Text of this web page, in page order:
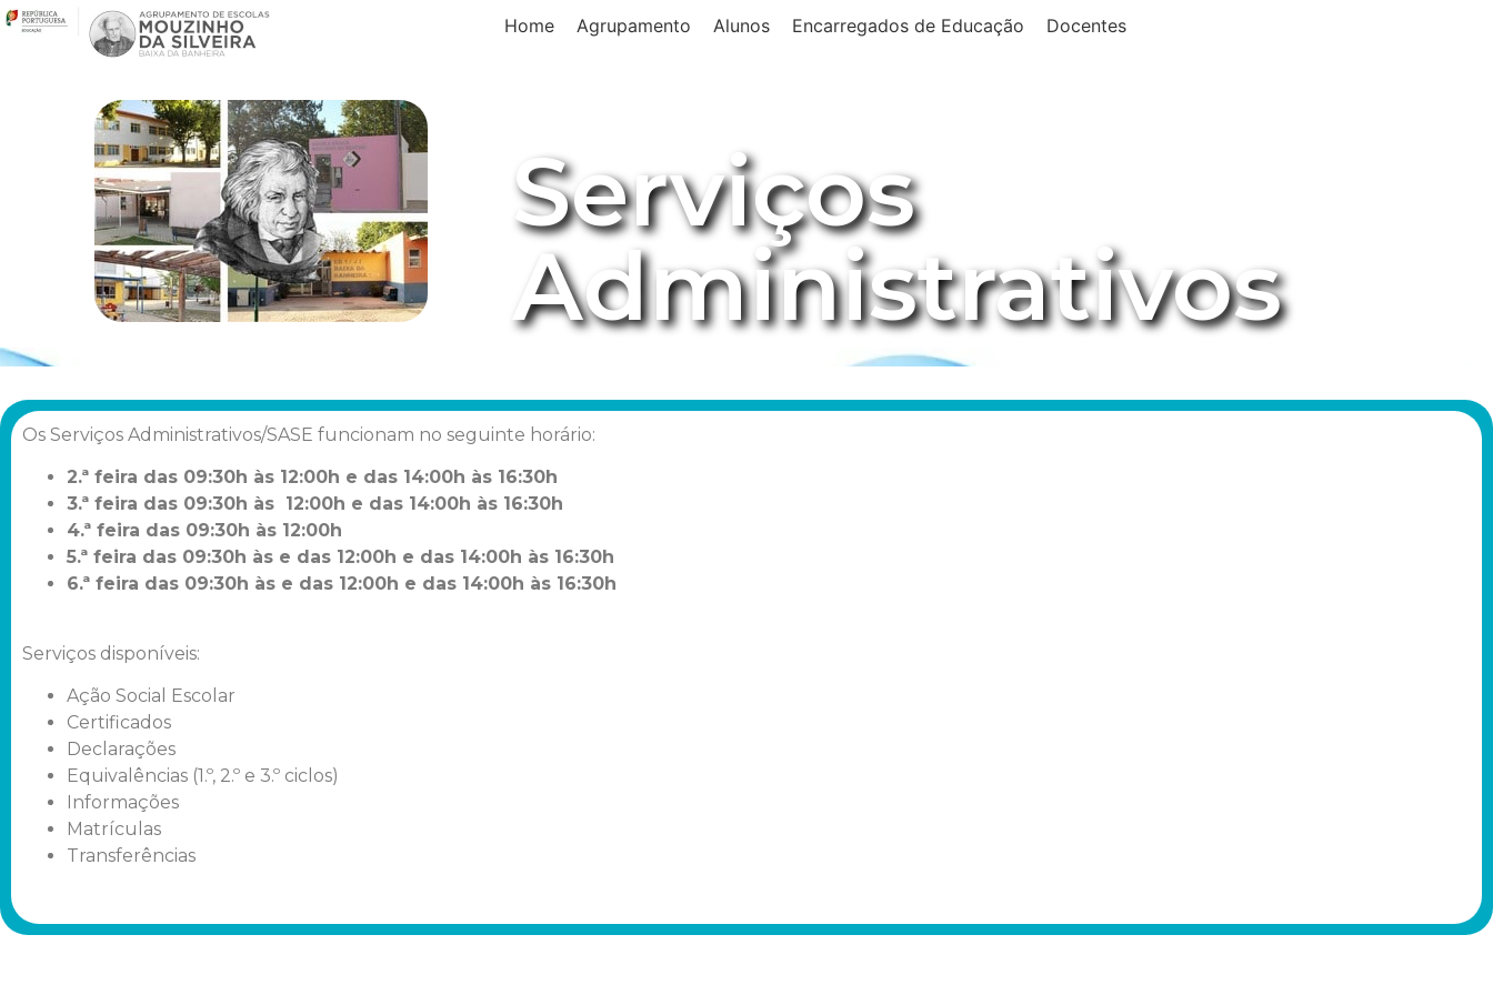
Home Agrupamento Alunos Encarregados de Educação Docentes
Serviços
Administrativos
Os Serviços Administrativos/SASE funcionam no seguinte horário:
2.ª feira das 09:30h às 12:00h e das 14:00h às 16:30h
3.ª feira das 09:30h às 12:00h e das 14:00h às 16:30h
4.ª feira das 09:30h às 12:00h
5.ª feira das 09:30h às e das 12:00h e das 14:00h às 16:30h
6.ª feira das 09:30h às e das 12:00h e das 14:00h às 16:30h
Serviços disponíveis:
Ação Social Escolar
Certificados
Declarações
Equivalências (1.º, 2.º e 3.º ciclos)
Informações
Matrículas
Transferências